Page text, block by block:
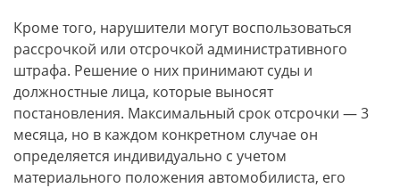
Кроме того, нарушители могут воспользоваться
рассрочкой или отсрочкой административного
штрафа. Решение о них принимают суды и
должностные лица, которые выносят
постановления. Максимальный срок отсрочки — 3
месяца, но в каждом конкретном случае он
определяется индивидуально с учетом
материального положения автомобилиста, его